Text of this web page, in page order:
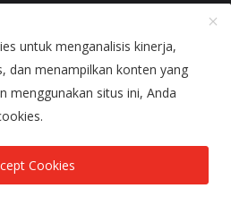
Heboh - All Rights Reserved.
Terms & Conditions
untuk menganalisis kinerja,
dan menampilkan konten yang
menggunakan situs ini, Anda
Cookies